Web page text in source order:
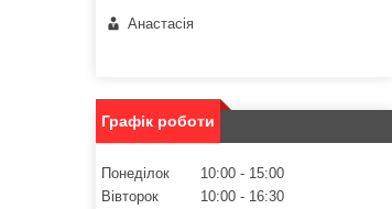
Анастасія
Графік роботи
Понеділок 10:00
15:00
Вівторок
10:00
16:30